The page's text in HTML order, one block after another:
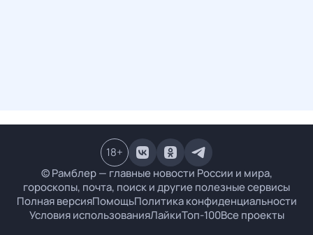
© Рамблер — главные новости России и мира,
гороскопы, почта, поиск и другие полезные сервисы
Полная версияПомощьПолитика конфиденциальности
Условия использованияЛайкиТоп-100Все проекты
18+